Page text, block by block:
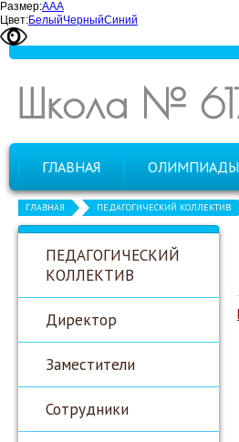
Размер:ААА
Цвет:БелыйЧерныйСиний
Школа №
ГЛАВНАЯ ОЛИМПИАДЫ
ГЛАВНАЯ ПЕДАГОГИЧЕСКИЙ КОЛЛЕКТИВ
ПЕДАГОГИЧЕСКИЙ
КОЛЛЕКТИВ
Директор
Заместители
Сотрудники